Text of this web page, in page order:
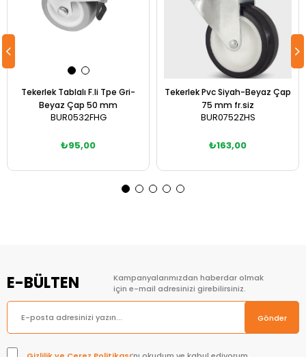
Tekerlek Tablalı F.li Tpe Gri-
Beyaz Çap 50 mm
BUR0532FHG
₺95,00
Tekerlek Pvc Siyah-Beyaz Çap
75 mm fr.siz
BUR0752ZHS
₺163,00
E-BÜLTEN
Kampanyalarımızdan haberdar olmak
için e-mail adresinizi girebilirsiniz.
Gönder